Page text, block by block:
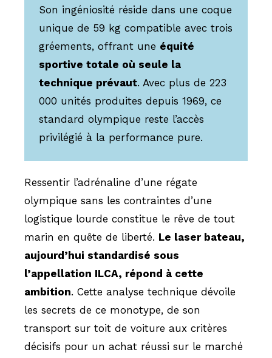
Son ingéniosité réside dans une coque
unique de 59 kg compatible avec trois
gréements, offrant une équité
sportive totale où seule la
technique prévaut. Avec plus de 223
000 unités produites depuis 1969, ce
standard olympique reste l’accès
privilégié à la performance pure.
Ressentir l’adrénaline d’une régate
olympique sans les contraintes d’une
logistique lourde constitue le rêve de tout
marin en quête de liberté. Le laser bateau,
aujourd’hui standardisé sous
l’appellation ILCA, répond à cette
ambition. Cette analyse technique dévoile
les secrets de ce monotype, de son
transport sur toit de voiture aux critères
décisifs pour un achat réussi sur le marché